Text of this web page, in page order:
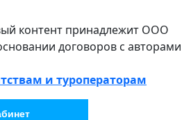
контент принадлежит ООО
договоров с авторами
и туроператорам